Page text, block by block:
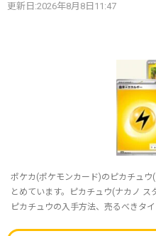
更新日:2026年8月8日11:47
ポケカ(ポケモンカード)のピカチュ
とめています。ピカチュウ(ナカノ
ピカチュウの入手方法、売るべきタ